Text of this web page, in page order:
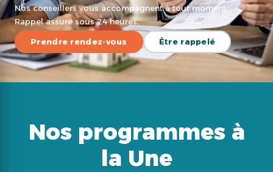
Nos conseillers vous accompagnent à tout moment.
Rappel assuré sous 24 heures.
Prendre rendez-vous Être rappelé
Nos programmes à
la Une